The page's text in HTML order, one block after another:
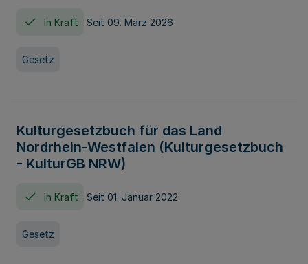
In Kraft Seit 09. März 2026
Gesetz
Kulturgesetzbuch für das Land
Nordrhein-Westfalen (Kulturgesetzbuch
- KulturGB NRW)
In Kraft Seit 01. Januar 2022
Gesetz